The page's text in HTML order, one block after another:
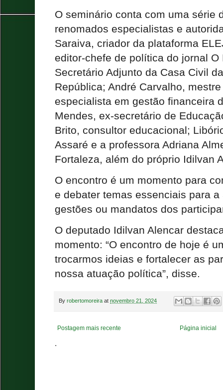
O seminário conta com uma série
renomados especialistas e
Saraiva, criador da plataforma
editor-chefe de política do jornal
Secretário Adjunto da Casa Civil
República; André Carvalho,
especialista em gestão financeira
Mendes, ex-secretário de
Brito, consultor educacional;
Assaré e a professora Adriana
Fortaleza, além do próprio Idilvan
O encontro é um momento para
e debater temas essenciais para
gestões ou mandatos dos
O deputado Idilvan Alencar
momento: “O encontro de hoje é
trocarmos ideias e fortalecer as
nossa atuação política”, disse.
By robertomoreira at novembro 21, 2024
Postagem mais recente Página inicial
.